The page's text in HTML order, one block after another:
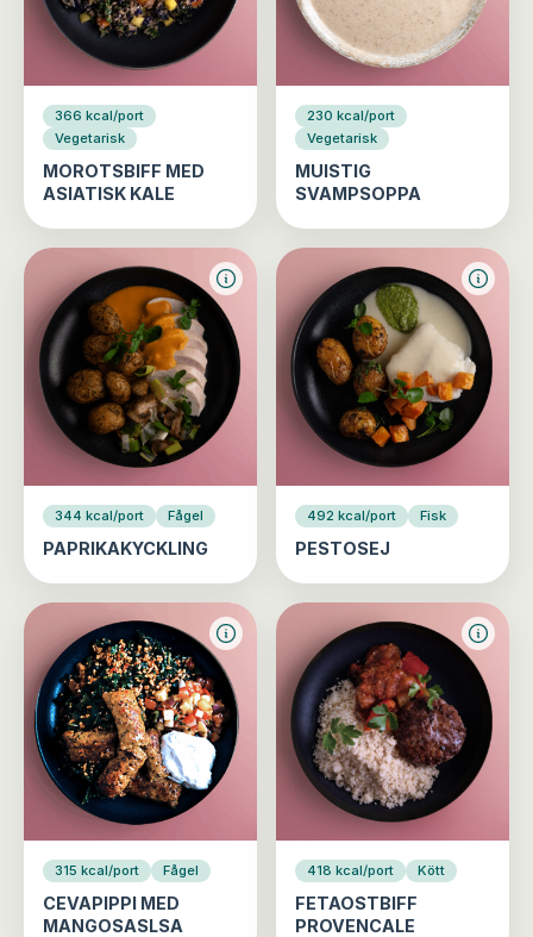
366 kcal/port
Vegetarisk
MOROTSBIFF MED
ASIATISK KALE
230 kcal/port
Vegetarisk
MUISTIG
SVAMPSOPPA
344 kcal/port Fågel
PAPRIKAKYCKLING
492 kcal/port Fisk
PESTOSEJ
315 kcal/port Fågel
CEVAPIPPI MED
MANGOSASLSA
418 kcal/port Kött
FETAOSTBIFF
PROVENCALE